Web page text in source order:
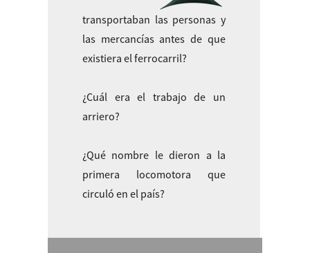
transportaban las personas y
las mercancías antes de que
existiera el ferrocarril?
¿Cuál era el trabajo de un
arriero?
¿Qué nombre le dieron a la
primera locomotora que
circuló en el país?